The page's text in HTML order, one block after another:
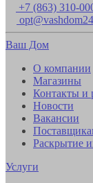
+7 (863) 310-
Ваш Дом
О компании
Магазины
Контакты и
Новости
Вакансии
Раскрытие
Услуги